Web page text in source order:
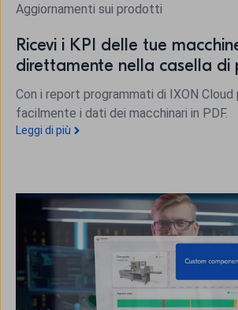
Aggiornamenti sui prodotti
Ricevi i KPI delle tue
direttamente nella casella di
Con i report programmati di IXON
facilmente i dati dei macchinari in PDF.
Leggi di più